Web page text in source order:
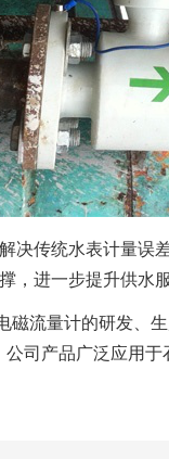
决传统水表计量
，进一步提升供水
磁流量计的研发、
司产品广泛应用